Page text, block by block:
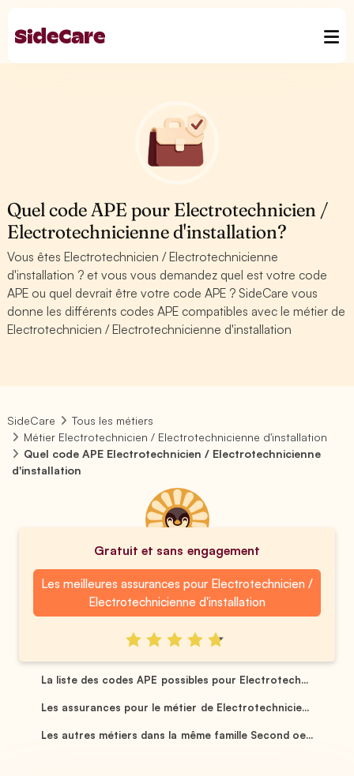
Quel code APE pour Electrotechnicien /
Electrotechnicienne d'installation?
Vous êtes Electrotechnicien / Electrotechnicienne
d'installation ? et vous vous demandez quel est votre code
APE ou quel devrait être votre code APE ? SideCare vous
donne les différents codes APE compatibles avec le métier de
Electrotechnicien / Electrotechnicienne d'installation
SideCare
Tous les métiers
Métier Electrotechnicien / Electrotechnicienne d'installation
Quel code APE Electrotechnicien / Electrotechnicienne
d'installation
Gratuit et sans engagement
Les meilleures assurances pour Electrotechnicien /
Electrotechnicienne d'installation
La liste des codes APE possibles pour Electrotech...
Les assurances pour le métier de Electrotechnicie...
Les autres métiers dans la même famille Second oe...